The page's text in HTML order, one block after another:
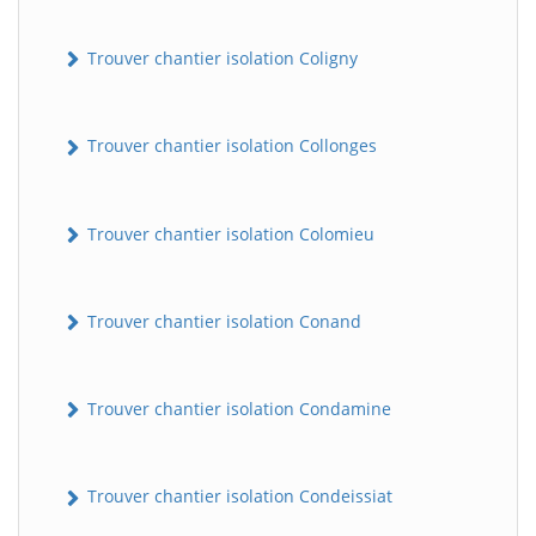
Trouver chantier isolation Coligny
Trouver chantier isolation Collonges
Trouver chantier isolation Colomieu
Trouver chantier isolation Conand
Trouver chantier isolation Condamine
Trouver chantier isolation Condeissiat